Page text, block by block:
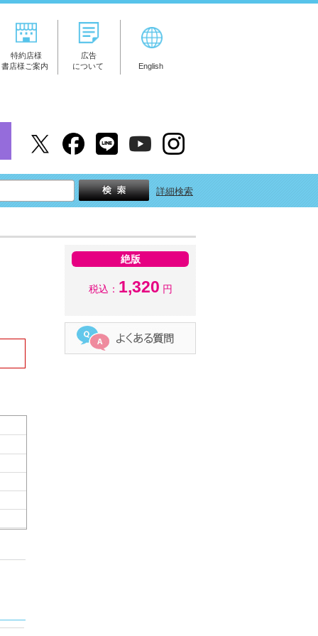
特約店様
書店様ご案内
広告
について
English
詳細検索
絶版
税込： 1,320 円